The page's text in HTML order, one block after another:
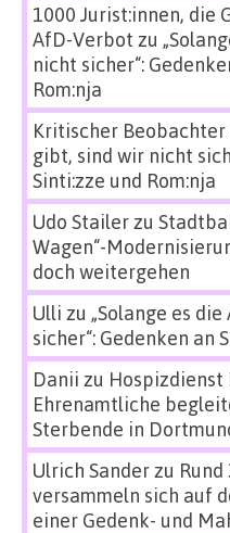
1000 Jurist:innen, die
AfD-Verbot zu
nicht sicher“:
Rom:nja
Kritischer Beobachter
gibt, sind wir nicht
Sinti:zze und Rom:nja
Udo Stailerzu
Wagen“-
doch weitergehen
Ulli zu „Solange es
sicher“: Gedenken an
Danii zu
Ehrenamtliche
Sterbende in
Ulrich Sanderzu
versammeln sich auf
einer Gedenk- und